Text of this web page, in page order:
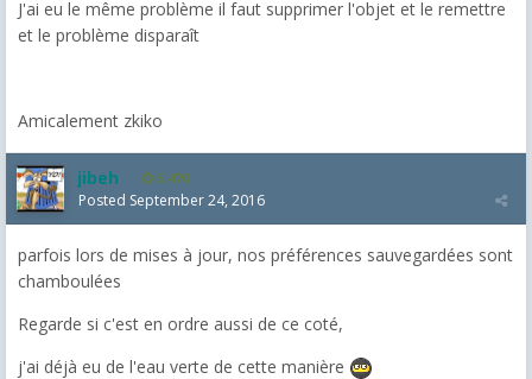
J'ai eu le même problème il faut supprimer l'objet et le remettre
et le problème disparaît
Amicalement zkiko
jibeh 5,470
Posted September 24, 2016
parfois lors de mises à jour, nos préférences sauvegardées sont
chamboulées
Regarde si c'est en ordre aussi de ce coté,
j'ai déjà eu de l'eau verte de cette manière